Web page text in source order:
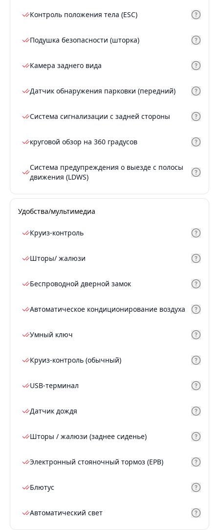
Контроль положения тела (ESC)
Подушка безопасности (шторка)
Камера заднего вида
Датчик обнаружения парковки (передний)
Система сигнализации с задней стороны
круговой обзор на 360 градусов
Система предупреждения о выезде с полосы
движения (LDWS)
Удобства/мультимедиа
Круиз-контроль
Шторы/ жалюзи
Беспроводной дверной замок
Автоматическое кондиционирование воздуха
Умный ключ
Круиз-контроль (обычный)
USB-терминал
Датчик дождя
Шторы / жалюзи (заднее сиденье)
Электронный стояночный тормоз (EPB)
Блютус
Автоматический свет